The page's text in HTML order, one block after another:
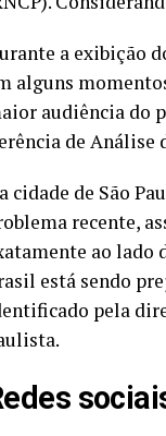
a exibição
alguns
audiência do
de Análise
cidade de São
recente,
ao lado
está sendo
pela